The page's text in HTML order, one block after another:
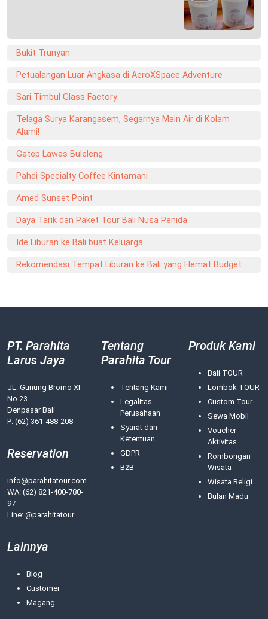
Bukit Trunyan
Petualangan Luar Angkasa di AeroXSpace Adventure
Sari Timbul Glass Factory
Telaga Surya Karangasem, Segarnya Main Air di Kolam
Alami!
Gatep Lawas Buleleng
Pahdi Specialty Coffee Kintamani
Amed Sunset Point
Daya Tarik dan Paket Tour Bali Nusa Penida
Ide Liburan ke Bali buat Keluarga
Rekomendasi Tempat Liburan ke Bali yang Hemat Budget
PT. Parahita
Larus Jaya
JL. Gunung Bromo XI
No 23
Denpasar Bali
P: (62) 361-488-208
Reservation
info@parahitatour.com
WA: (62) 821-400-780-
97
Line: @parahitatour
Tentang
Parahita Tour
Tentang Kami
Legalitas
Perusahaan
Syarat dan
Ketentuan
GDPR
B2B
Produk Kami
Bali TOUR
Lombok TOUR
Custom Tour
Sewa Mobil
Voucher
Aktivitas
Rombongan
Wisata
Wisata Religi
Bulan Madu
Lainnya
Blog
Customer
Magang